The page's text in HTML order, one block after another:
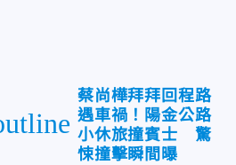
蔡尚樺拜拜回程路
遇車禍！陽金公路
小休旅撞賓士 驚
悚撞擊瞬間曝